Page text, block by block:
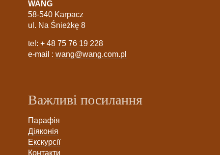
WANG
58-540 Karpacz
ul. Na Śnieżkę 8
tel: + 48 75 76 19 228
e-mail : wang@wang.com.pl
Важливі посилання
Парафія
Діяконія
Екскурсії
Контакти